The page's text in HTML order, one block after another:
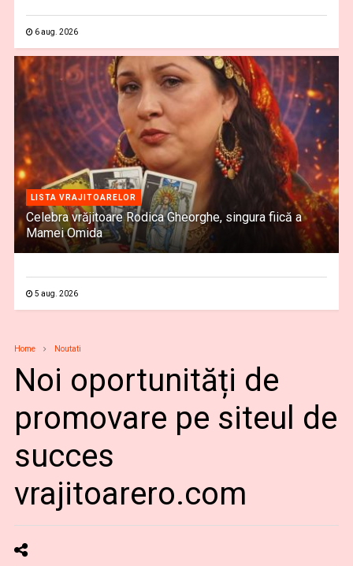
6 aug. 2026
LISTA VRAJITOARELOR
Celebra vrăjitoare Rodica Gheorghe, singura fiică a
Mamei Omida
5 aug. 2026
Home Noutati
Noi oportunități de
promovare pe siteul de
succes
vrajitoarero.com